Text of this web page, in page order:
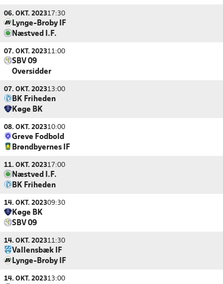
06. OKT. 202317:30
Lynge-Broby IF
Næstved I.F.
07. OKT. 202311:00
SBV 09
Oversidder
07. OKT. 202313:00
BK Friheden
Køge BK
08. OKT. 202310:00
Greve Fodbold
Brøndbyernes IF
11. OKT. 202317:00
Næstved I.F.
BK Friheden
14. OKT. 202309:30
Køge BK
SBV 09
14. OKT. 202311:30
Vallensbæk IF
Lynge-Broby IF
14. OKT. 202313:00